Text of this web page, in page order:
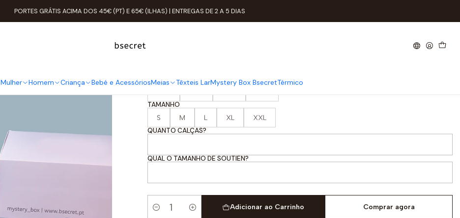
Mulher Homem Criança Bebé e AcessóriosMeias Têxteis LarMystery Box BsecretTérmico
PORTES GRÁTIS ACIMA DOS 45€ (PT) E 65€ (ILHAS) | ENTREGAS DE 2 A 5 DIAS
Início Mystery Box Bsecret Mystery Box MULHER
VALOR
TAMANHO
S M L XL XXL
QUANTO CALÇAS?
QUAL O TAMANHO DE SOUTIEN?
Quantidade
Adicionar ao Carrinho Comprar agora